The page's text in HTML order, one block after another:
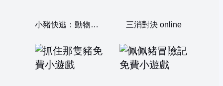
小豬快逃：動物合併 三消對決 online